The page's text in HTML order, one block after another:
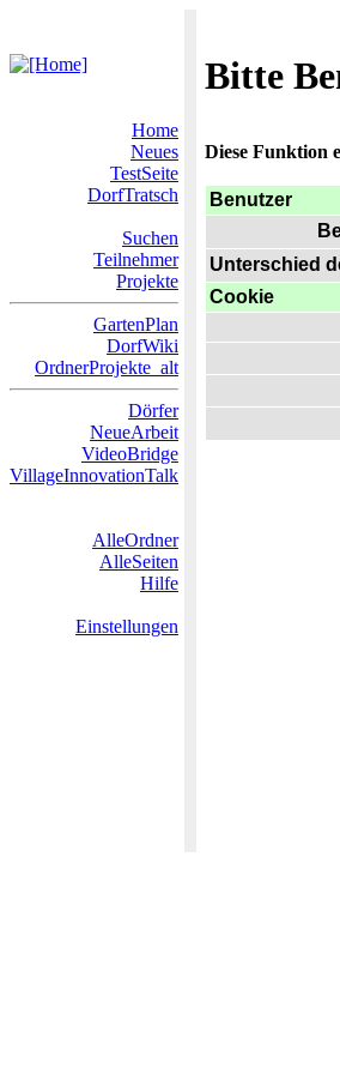
Bitte
Home
Neues
TestSeite
DorfTratsch
Suchen
Teilnehmer
Projekte
GartenPlan
DorfWiki
OrdnerProjekte_alt
Dörfer
NeueArbeit
VideoBridge
VillageInnovationTalk
AlleOrdner
AlleSeiten
Hilfe
Einstellungen
Diese Funktion
Benutzer
Unterschied
Cookie